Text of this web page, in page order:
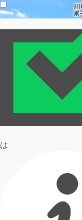
は